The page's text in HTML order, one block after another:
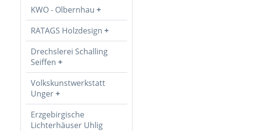
KWO - Olbernhau
RATAGS Holzdesign
Drechslerei Schalling
Seiffen
Volkskunstwerkstatt
Unger
Erzgebirgische
Lichterhäuser Uhlig